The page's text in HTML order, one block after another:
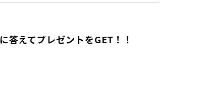
えてプレゼントをGET！！